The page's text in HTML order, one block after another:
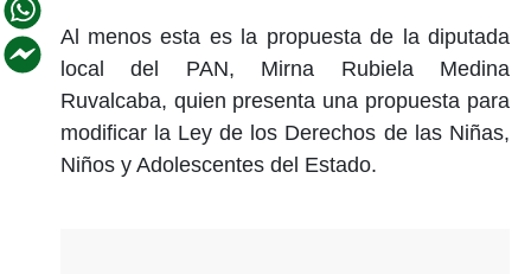
Al menos esta es la propuesta de la diputada
local del PAN, Mirna Rubiela Medina
Ruvalcaba, quien presenta una propuesta para
modificar la Ley de los Derechos de las Niñas,
Niños y Adolescentes del Estado.